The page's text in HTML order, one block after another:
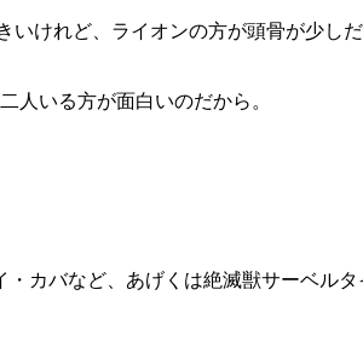
けれど、ライオンの方が頭骨が少し
人いる方が面白いのだから。
カバなど、あげくは絶滅獣サーベルタ